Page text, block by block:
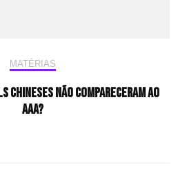
MATÉRIAS
chineses não compareceram ao
AAA?